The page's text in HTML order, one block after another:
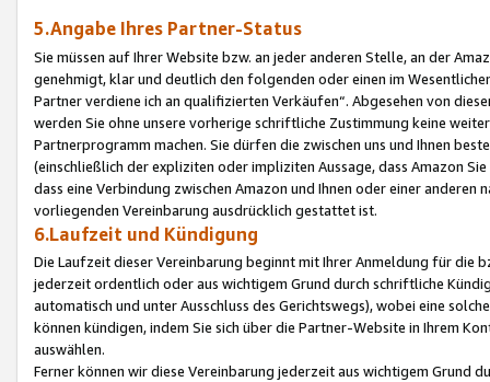
5.Angabe Ihres Partner-Status
Sie müssen auf Ihrer Website bzw. an jeder anderen Stelle, an der
genehmigt, klar und deutlich den folgenden oder einen im
Partner verdiene ich an qualifizierten Verkäufen“. Abgesehen von
werden Sie ohne unsere vorherige schriftliche Zustimmung keine
Partnerprogramm machen. Sie dürfen die zwischen uns und Ihnen
(einschließlich der expliziten oder impliziten Aussage, dass Amazon
dass eine Verbindung zwischen Amazon und Ihnen oder einer
vorliegenden Vereinbarung ausdrücklich gestattet ist.
6.Laufzeit und Kündigung
Die Laufzeit dieser Vereinbarung beginnt mit Ihrer Anmeldung für die
jederzeit ordentlich oder aus wichtigem Grund durch schriftliche
automatisch und unter Ausschluss des Gerichtswegs), wobei eine
können kündigen, indem Sie sich über die Partner-Website in Ihrem
auswählen.
Ferner können wir diese Vereinbarung jederzeit aus wichtigem Grund